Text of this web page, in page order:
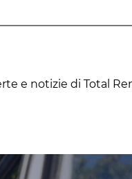
e notizie di Total